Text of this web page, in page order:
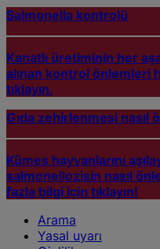
Salmonella kontrolü
Kanatlı üretiminin her
alınan kontrol önlemleri
tıklayın.
Gıda zehirlenmesi nasıl
Kümes hayvanlarını
salmonellozisin nasıl
fazla bilgi için tıklayın!
Arama
Yasal uyarı